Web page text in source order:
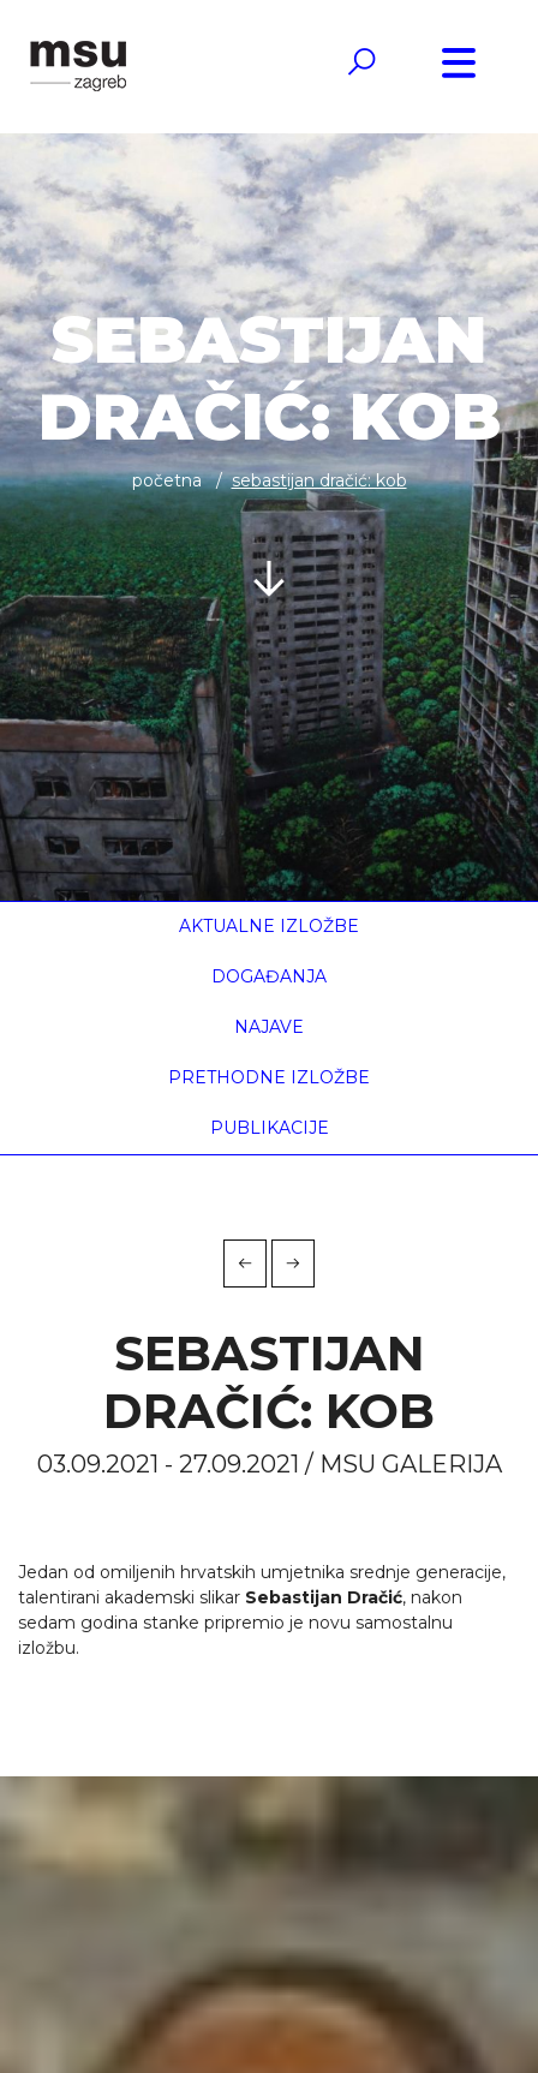
SEBASTIJAN
DRAČIĆ: KOB
početna sebastijan dračić: kob
AKTUALNE IZLOŽBE
DOGAĐANJA
NAJAVE
PRETHODNE IZLOŽBE
PUBLIKACIJE
SEBASTIJAN
DRAČIĆ: KOB
03.09.2021 - 27.09.2021 / MSU GALERIJA
Jedan od omiljenih hrvatskih umjetnika srednje generacije,
talentirani akademski slikar Sebastijan Dračić, nakon
sedam godina stanke pripremio je novu samostalnu
izložbu.